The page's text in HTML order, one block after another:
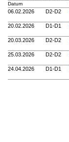
Datum
06.02.2026 D2-D2
20.02.2026
D1-D1
20.03.2026
D2-D2
25.03.2026
D2-D2
24.04.2026
D1-D1